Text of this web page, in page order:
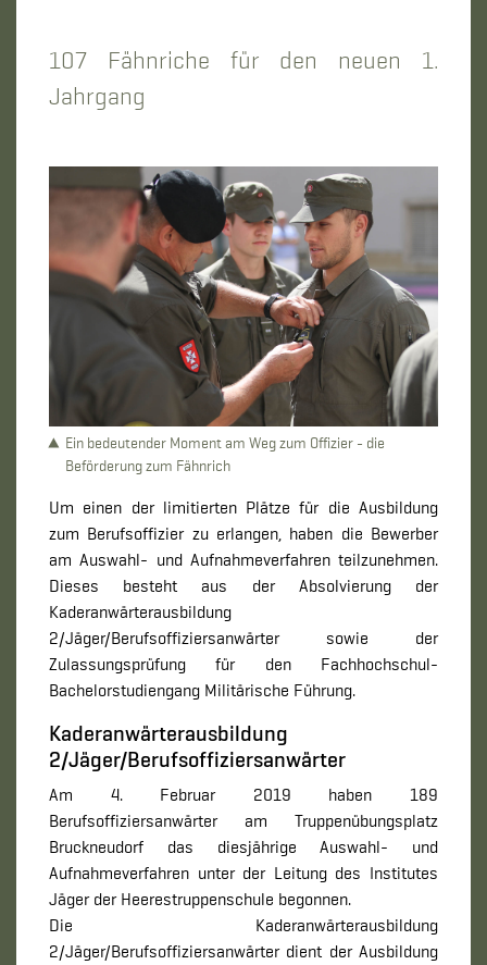
107 Fähnriche für den neuen 1.
Jahrgang
Ein bedeutender Moment am Weg zum Offizier - die
Beförderung zum Fähnrich
Um einen der limitierten Plätze für die Ausbildung
zum Berufsoffizier zu erlangen, haben die Bewerber
am Auswahl- und Aufnahmeverfahren teilzunehmen.
Dieses besteht aus der Absolvierung der
Kaderanwärterausbildung
2/Jäger/Berufsoffiziersanwärter sowie der
Zulassungsprüfung für den Fachhochschul-
Bachelorstudiengang Militärische Führung.
Kaderanwärterausbildung
2/Jäger/Berufsoffiziersanwärter
Am 4. Februar 2019 haben 189
Berufsoffiziersanwärter am Truppenübungsplatz
Bruckneudorf das diesjährige Auswahl- und
Aufnahmeverfahren unter der Leitung des Institutes
Jäger der Heerestruppenschule begonnen.
Die Kaderanwärterausbildung
2/Jäger/Berufsoffiziersanwärter dient der Ausbildung